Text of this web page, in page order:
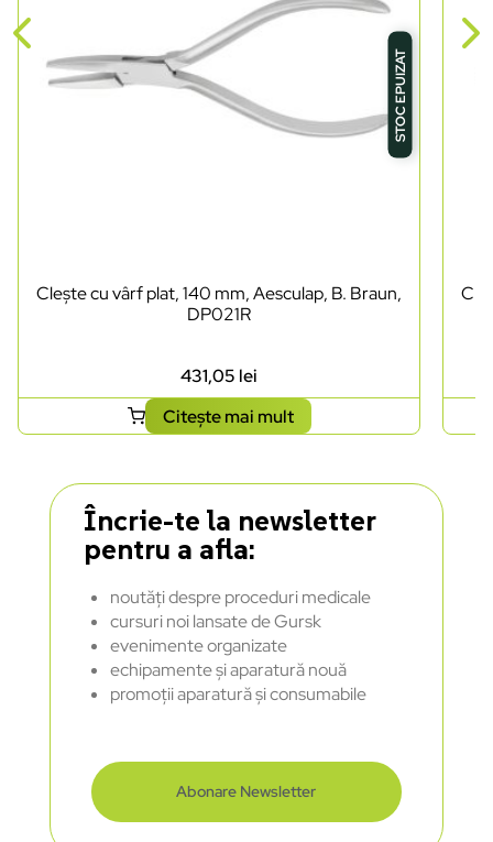
STOC EPUIZAT
Clește cu vârf plat, 140 mm, Aesculap, B. Braun,
DP021R
431,05 lei
Citește mai mult
Încrie-te la newsletter
pentru a afla:
noutăți despre proceduri medicale
cursuri noi lansate de Gursk
evenimente organizate
echipamente și aparatură nouă
promoții aparatură și consumabile
Abonare Newsletter